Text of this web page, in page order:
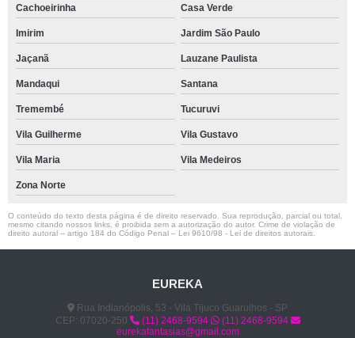
Cachoeirinha
Casa Verde
Imirim Jardim São Paulo
Jaçanã Lauzane Paulista
Mandaqui Santana
Tremembé Tucuruvi
Vila Guilherme Vila Gustavo
Vila Maria Vila Medeiros
Zona Norte
O conteúdo do texto desta página é de direito reservado. Sua reprodução, parcial ou total,
mesmo citando nossos links, é proibida sem a autorização do autor. Crime de violação de
direito autoral – artigo 184 do Código Penal – Lei 9610/98 - Lei de direitos autorais
EUREKA
Rua Indianópolis, 53 - Vila Tijuco Guarulhos - SP
CEP: 07020-250
(11) 2468-9594
(11) 2468-9594
eurekafantasias@gmail.com